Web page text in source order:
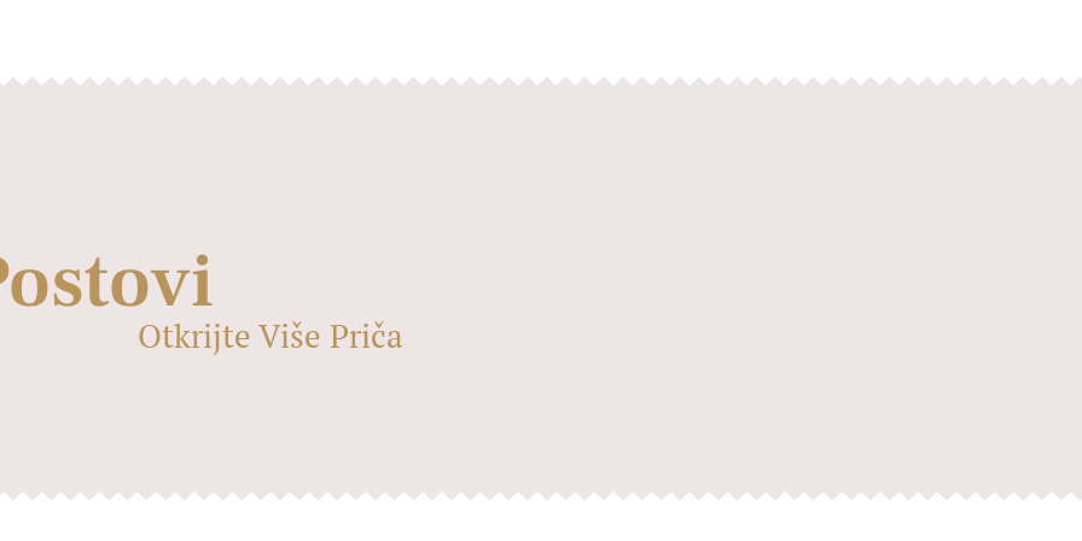
Otkrijte Više Priča